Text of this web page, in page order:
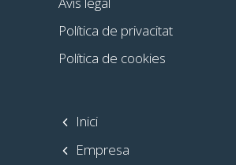
Política de privacitat
Política de cookies
Inici
Empresa